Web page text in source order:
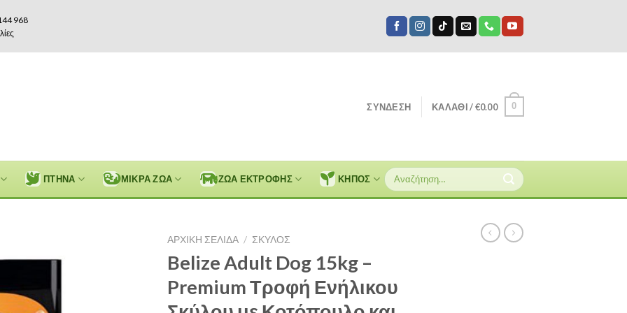
968
ΣΎΝΔΕΣΗ ΚΑΛΆΘΙ /€0.00 0
ΠΤΗΝΑ ΜΙΚΡΑ ΖΩΑ ΖΩΑ ΕΚΤΡΟΦΗΣ ΚΗΠΟΣ
Αναζήτηση
για:
ΑΡΧΙΚΉ ΣΕΛΊΔΑ / ΣΚΥΛΟΣ
Belize Adult Dog 15kg –
Premium Τροφή Ενήλικου